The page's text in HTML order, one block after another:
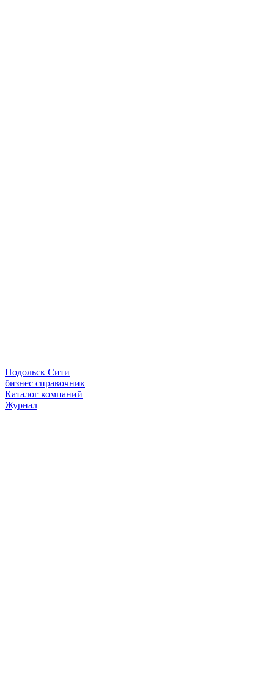
Подольск Сити
бизнес справочник
Каталог компаний
Журнал